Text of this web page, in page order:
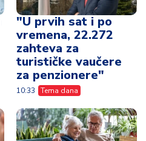
"U prvih sat i po
vremena, 22.272
zahteva za
turističke vaučere
za penzionere"
10:33 Tema dana